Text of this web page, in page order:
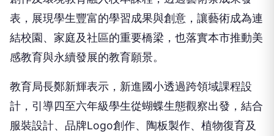
表，展現學生豐富的學習成果與創意，讓藝術成為連
結校園、家庭及社區的重要橋梁，也落實本市推動美
感教育與永續發展的教育願景。
教育局長鄭新輝表示，新進國小透過跨領域課程設
計，引導四至六年級學生從蝴蝶生態觀察出發，結合
服裝設計、品牌Logo創作、陶板製作、植物復育及